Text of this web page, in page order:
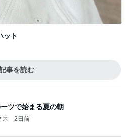
ット
事を読む
ツで始まる夏の朝
ス 2日前